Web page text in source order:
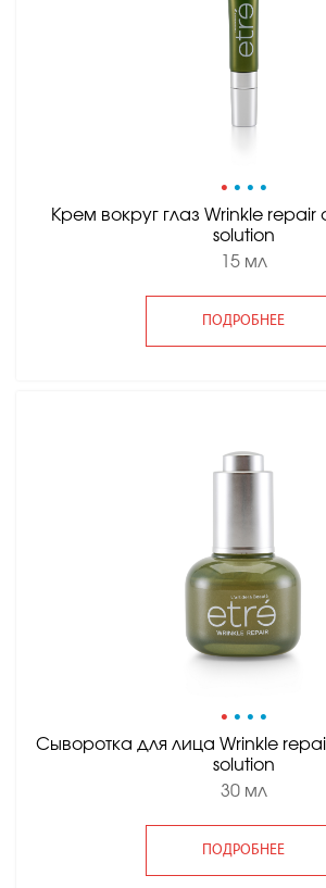
• • • •
Крем вокруг глаз Wrinkle repair
solution
15 мл
ПОДРОБНЕЕ
• • • •
Сыворотка для лица Wrinkle
solution
30 мл
ПОДРОБНЕЕ